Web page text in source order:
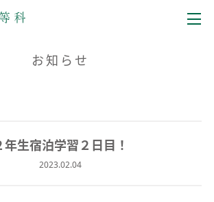
お知らせ
年生宿泊学習２日目！
2023.02.04